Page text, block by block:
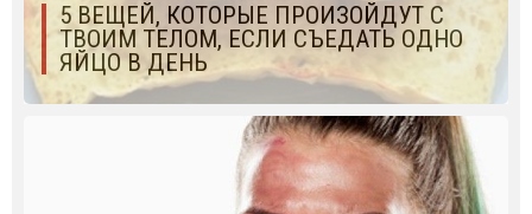
5 ВЕЩЕЙ, КОТОРЫЕ ПРОИЗОЙДУТ С
ТВОИМ ТЕЛОМ, ЕСЛИ СЪЕДАТЬ ОДНО
ЯЙЦО В ДЕНЬ